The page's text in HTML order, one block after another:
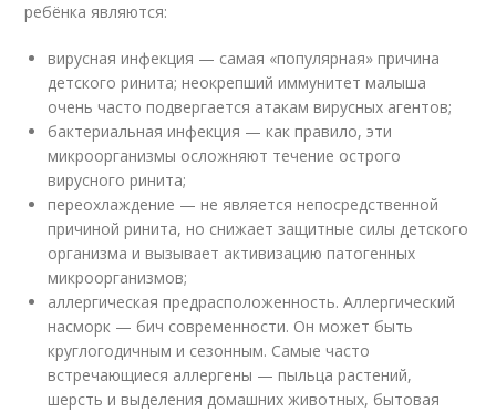
ребёнка являются:
вирусная инфекция — самая «популярная» причина
детского ринита; неокрепший иммунитет малыша
очень часто подвергается атакам вирусных агентов;
бактериальная инфекция — как правило, эти
микроорганизмы осложняют течение острого
вирусного ринита;
переохлаждение — не является непосредственной
причиной ринита, но снижает защитные силы детского
организма и вызывает активизацию патогенных
микроорганизмов;
аллергическая предрасположенность. Аллергический
насморк — бич современности. Он может быть
круглогодичным и сезонным. Самые часто
встречающиеся аллергены — пыльца растений,
шерсть и выделения домашних животных, бытовая